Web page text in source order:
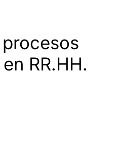
RR.HH.